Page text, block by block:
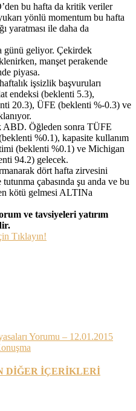
bu hafta da kritik veriler
yönlü momentum bu hafta
yaratması ile daha da
günü geliyor. Çekirdek
manşet perakende
piyasa.
işsizlik başvuruları
endeksi (beklenti 5.3),
20.3), ÜFE (beklenti %-0.3) ve
ABD. Öğleden sonra TÜFE
%0.1), kapasite kullanım
(beklenti %0.1) ve Michigan
94.2) gelecek.
dört hafta zirvesini
çabasında şu anda ve bu
kötü gelmesi ALTINa
ve tavsiyeleri yatırım
Tıklayın!
Yorumu – 12.01.2015
DİĞER İÇERİKLERİ